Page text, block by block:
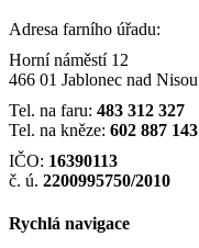
Adresa farního úřadu:
Horní náměstí 12
466 01 Jablonec nad Nisou
Tel. na faru: 483 312 327
Tel. na kněze: 602 887 143
IČO: 16390113
č. ú. 2200995750/2010
Rychlá navigace